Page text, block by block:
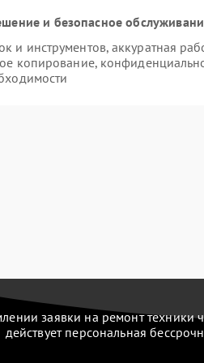
и безопасное
инструментов, аккуратная
копирование,
заявки на ремонт техники
действует персональная